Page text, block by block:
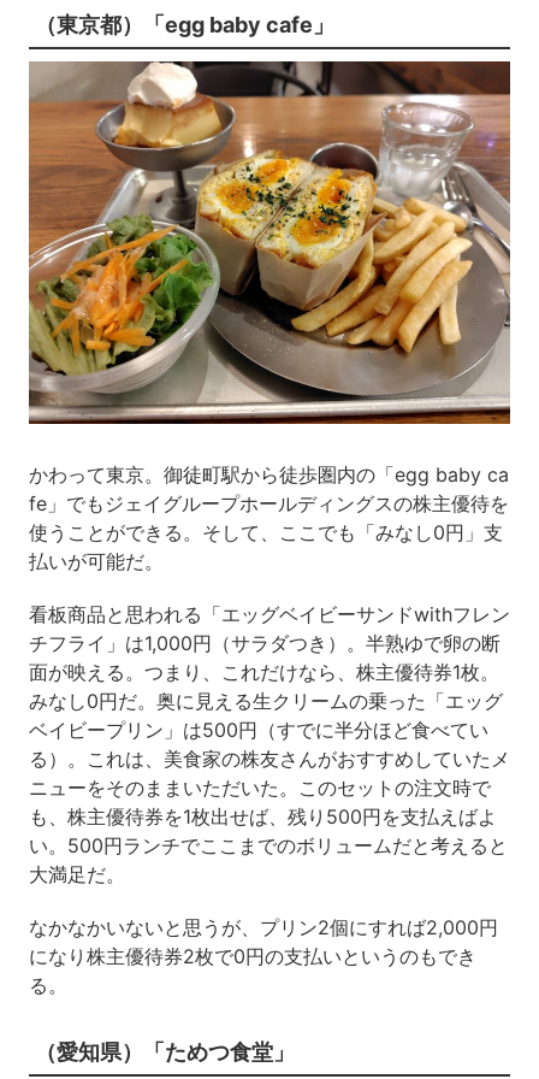
（東京都）「egg baby cafe」
かわって東京。御徒町駅から徒歩圏内の「egg baby ca
fe」でもジェイグループホールディングスの株主優待を
使うことができる。そして、ここでも「みなし0円」支
払いが可能だ。
看板商品と思われる「エッグベイビーサンドwithフレン
チフライ」は1,000円（サラダつき）。半熟ゆで卵の断
面が映える。つまり、これだけなら、株主優待券1枚。
みなし0円だ。奥に見える生クリームの乗った「エッグ
ベイビープリン」は500円（すでに半分ほど食べてい
る）。これは、美食家の株友さんがおすすめしていたメ
ニューをそのままいただいた。このセットの注文時で
も、株主優待券を1枚出せば、残り500円を支払えばよ
い。500円ランチでここまでのボリュームだと考えると
大満足だ。
なかなかいないと思うが、プリン2個にすれば2,000円
になり株主優待券2枚で0円の支払いというのもでき
る。
（愛知県）「ためつ食堂」